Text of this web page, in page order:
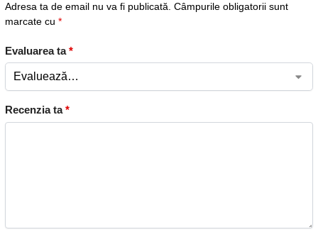
Adresa ta de email nu va fi publicată. Câmpurile obligatorii sunt
marcate cu *
Evaluarea ta*
Recenzia ta*